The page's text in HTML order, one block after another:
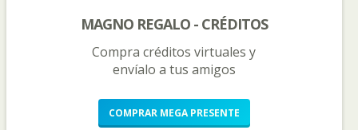
MAGNO REGALO - CRÉDITOS
Compra créditos virtuales y
envíalo a tus amigos
COMPRAR MEGA PRESENTE